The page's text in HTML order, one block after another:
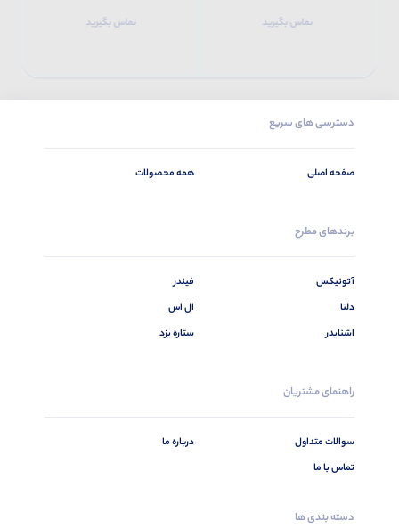
تماس بگیرید تماس بگیرید
دسترسی های سریع
صفحه اصلی همه محصولات
برندهای مطرح
آتونیکس
دلتا
اشنایدر
فیندر
ال اس
ستاره یزد
راهنمای مشتریان
سوالات متداول
تماس با ما
درباره ما
دسته بندی ها